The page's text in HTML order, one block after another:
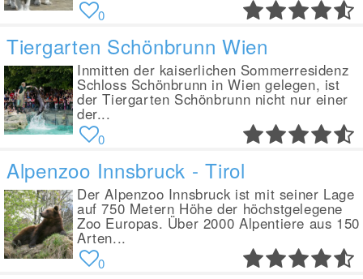
0
Tiergarten Schönbrunn Wien
Inmitten der kaiserlichen Sommerresidenz
Schloss Schönbrunn in Wien gelegen, ist
der Tiergarten Schönbrunn nicht nur einer
der...
0
Alpenzoo Innsbruck - Tirol
Der Alpenzoo Innsbruck ist mit seiner Lage
auf 750 Metern Höhe der höchstgelegene
Zoo Europas. Über 2000 Alpentiere aus 150
Arten...
0